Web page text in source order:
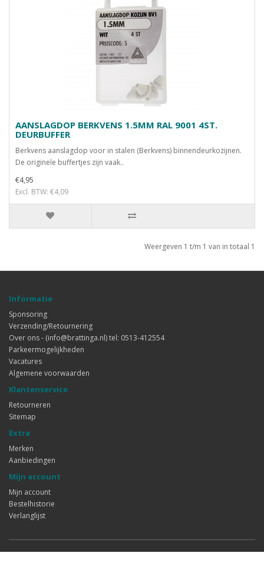
AANSLAGDOP BERKVENS 1.5MM RAL 9001 4ST.
DEURBUFFER
Berkvens aanslagdop voor in stalen (Berkvens) binnendeurkozijnen.
De originele buffertjes zijn vaak..
€4,95
Excl. BTW: €4,09
Weergeven 1 t/m 1 van in totaal 1
Informatie
Sponsoring
Verzending/Retournering
Over ons - (info@brattinga.nl) tel: 0513-412554
Parkeermogelijkheden
Vacatures
Algemene voorwaarden
Klantenservice
Retourneren
Sitemap
Extra
Merken
Aanbiedingen
Mijn account
Mijn account
Bestelhistorie
Verlanglijst